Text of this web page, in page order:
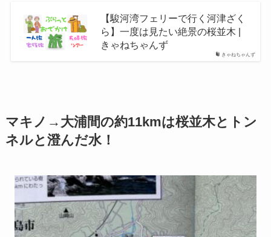
きゃねちゃんず
【駿河湾フェリーで行く河津ざく
ら】一度は見たい絶景の桜並木 |
きゃねちゃんず
マキノ→大浦間の約11kmは桜並木とトン
ネルと澄んだ水！